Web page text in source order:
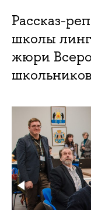
Рассказ-
школы
жюри